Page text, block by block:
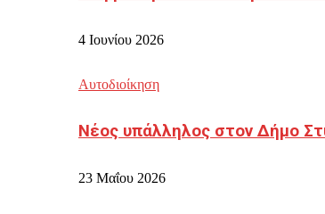
4 Ιουνίου 2026
Αυτοδιοίκηση
Νέος υπάλληλος στον Δήμο
23 Μαΐου 2026